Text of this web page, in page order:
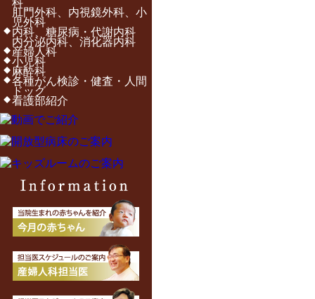
科
肛門外科、内視鏡外科、小
児外科
内科、糖尿病・代謝内科
内分泌内科、消化器内科
産婦人科
小児科
麻酔科
各種がん検診・健査・人間
ドッグ
看護部紹介